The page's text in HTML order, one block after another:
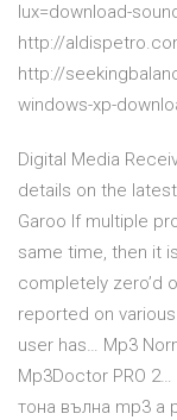
lux=download-
http://
http://
windows-xp-
Digital Media
details on the
Garoo If multiple
same time, then it
completely zero’d
reported on
user has… Mp3
Mp3Doctor PRO 2…
тона вълна mp3 a